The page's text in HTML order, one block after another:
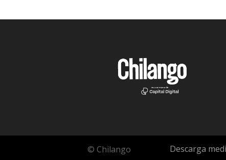
© Chilango Descarga